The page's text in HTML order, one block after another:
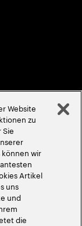
Website
zu
wir
Artikel
uns
und
die